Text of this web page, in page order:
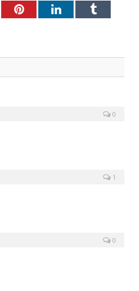
PinterestLinkedInTumblr
0
1
0